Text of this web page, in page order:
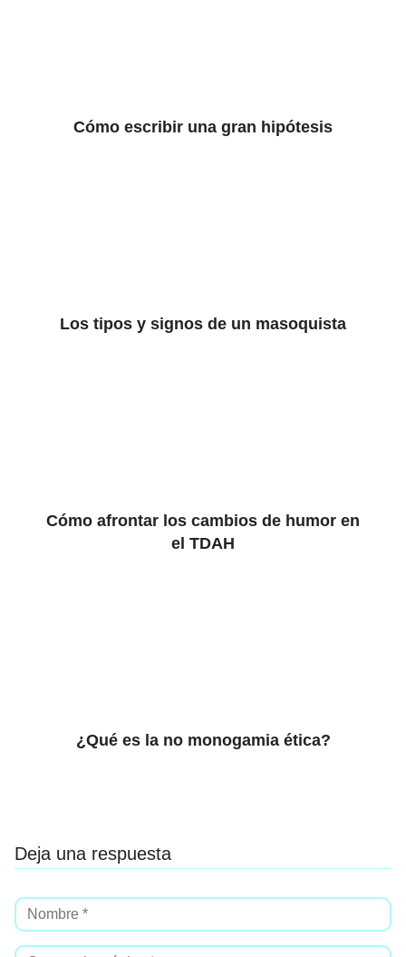
Cómo escribir una gran hipótesis
Los tipos y signos de un masoquista
Cómo afrontar los cambios de humor en
el TDAH
¿Qué es la no monogamia ética?
Deja una respuesta